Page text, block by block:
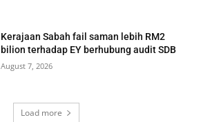
Kerajaan Sabah fail saman lebih RM2
bilion terhadap EY berhubung audit SDB
August 7, 2026
Load more